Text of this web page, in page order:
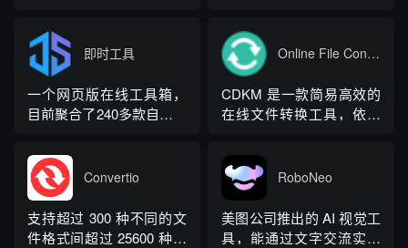
能，工具全部...
的服务，方便地查看、编
辑、转换、签名、标注、
合并、管理和共享PDF。
它旨在解决所有PDF问
题。
具，如JSON处理、编码
解码、网络测试等，帮助
开发者提升编程效率。
即时工具
一个网页版在线工具箱，
目前聚合了240多款自研工
片、PDF、文档转换、数
据图表等十多个类别，主
打“即用即走”的免安装体
验。
Online File Converter（CDKM）
CDKM 是一款简易高效的
在线文件转换工具，依托
主流格式互转，还新增离
线转换模式
Convertio
支持超过 300 种不同的文
件格式间超过 25600 种不
RoboNeo
美图公司推出的 AI 视觉工
具，能通过文字交流实现